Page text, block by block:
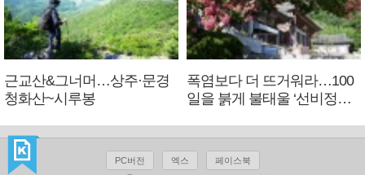
근교산&그너머…상주·문경
청화산~시루봉
폭염보다 더 뜨거워라…100
일을 붉게 불태울 ‘선비정신’
PC버전 엑스
페이스북